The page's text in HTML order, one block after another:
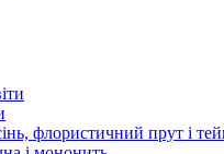
флористичний прут і